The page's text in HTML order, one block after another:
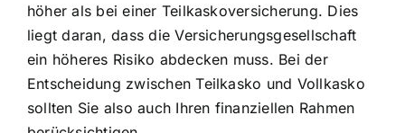
höher als bei einer Teilkaskoversicherung. Dies
liegt daran, dass die Versicherungsgesellschaft
ein höheres Risiko abdecken muss. Bei der
Entscheidung zwischen Teilkasko und Vollkasko
sollten Sie also auch Ihren finanziellen Rahmen